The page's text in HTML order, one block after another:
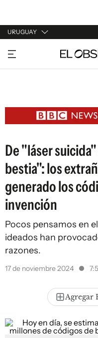
URUGUAY
URUGUAY
ARGENTINA
ESTADOS UNIDOS
De "láser
bestia": los
generado los
invención
Pocos pensamos en
ideados han
razones.
17 de noviembre 2024
Agregar